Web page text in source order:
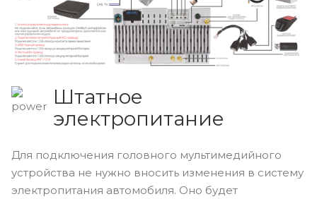
Штатное
электропитание
Для подключения головного мультимедийного
устройства не нужно вносить изменения в систему
электропитания автомобиля. Оно будет